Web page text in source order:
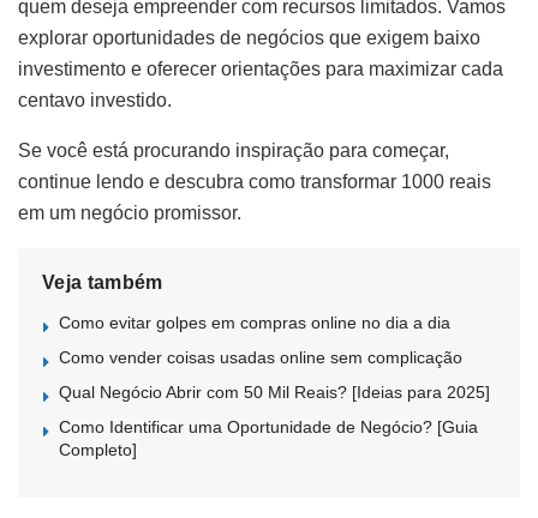
quem deseja empreender com recursos limitados. Vamos
explorar oportunidades de negócios que exigem baixo
investimento e oferecer orientações para maximizar cada
centavo investido.
Se você está procurando inspiração para começar,
continue lendo e descubra como transformar 1000 reais
em um negócio promissor.
Veja também
Como evitar golpes em compras online no dia a dia
Como vender coisas usadas online sem complicação
Qual Negócio Abrir com 50 Mil Reais? [Ideias para 2025]
Como Identificar uma Oportunidade de Negócio? [Guia
Completo]